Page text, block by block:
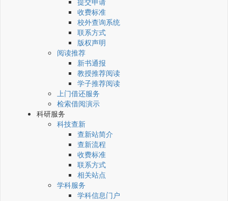
收费标准
校外查询系统
联系方式
版权声明
阅读推荐
新书通报
教授推荐阅读
学子推荐阅读
上门借还服务
检索借阅演示
科研服务
科技查新
查新站简介
查新流程
收费标准
联系方式
相关站点
学科服务
学科信息门户